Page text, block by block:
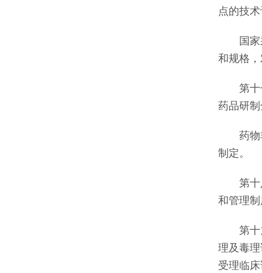
点的技
国家采
和规格
第十七
药品研
药物非
制定。
第十八
和管理
第十九
理及毒
受理临